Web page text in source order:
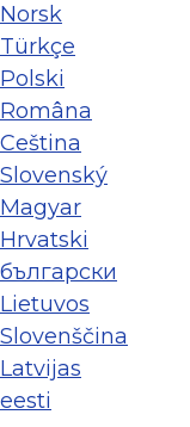
Norsk
Türkçe
Polski
Româna
Ceština
Slovenský
Magyar
Hrvatski
български
Lietuvos
Slovenščina
Latvijas
eesti